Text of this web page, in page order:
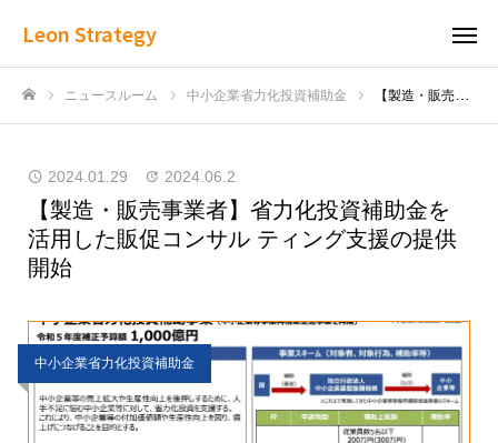
Leon Strategy
ニュースルーム 中小企業省力化投資補助金 【製造・販売事業者】省力化投資補助金を活用した販促コンサル ティング支援の提供開始
2024.01.29 2024.06.2
【製造・販売事業者】省力化投資補助金を
活用した販促コンサル ティング支援の提供
開始
中小企業省力化投資補助金